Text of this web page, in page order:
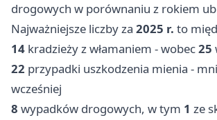
drogowych w porównaniu z rokiem
Najważniejsze liczby za 2025 r. to
14 kradzieży z włamaniem - wobec25
22 przypadki uszkodzenia mienia -
wcześniej
8 wypadków drogowych, w tym 1 ze